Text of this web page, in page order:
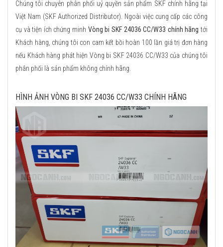
Chúng tôi chuyên phân phối uỷ quyền sản phẩm SKF chính hãng tại
Việt Nam (SKF Authorized Distributor). Ngoài việc cung cấp các công
cụ và tiện ích chứng minh Vòng bi SKF 24036 CC/W33 chính hãng tới
Khách hàng, chúng tôi con cam kết bồi hoàn 100 lần giá trị đơn hàng
nếu Khách hàng phát hiện Vòng bi SKF 24036 CC/W33 của chúng tôi
phân phối là sản phẩm không chính hãng.
HÌNH ẢNH VÒNG BI SKF 24036 CC/W33 CHÍNH HÃNG